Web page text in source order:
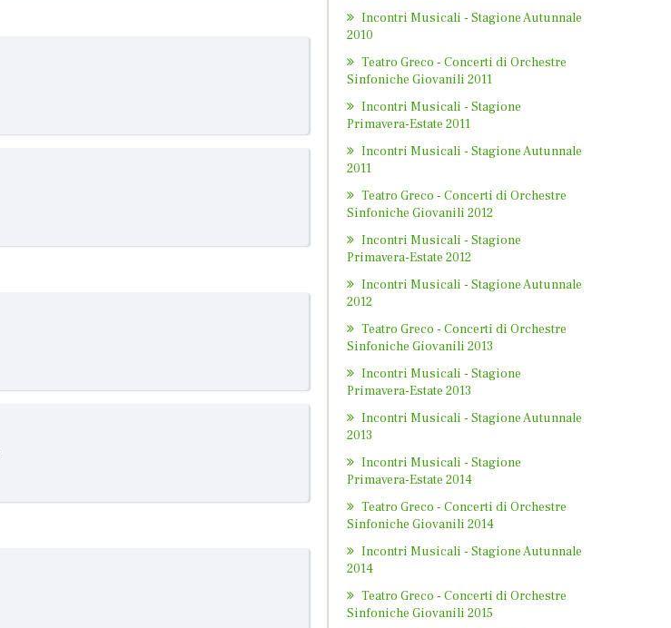
Incontri Musicali - Stagione Autunnale
2010
Teatro Greco - Concerti di Orchestre
Sinfoniche Giovanili 2011
Incontri Musicali - Stagione
Primavera-Estate 2011
Incontri Musicali - Stagione Autunnale
2011
Teatro Greco - Concerti di Orchestre
Sinfoniche Giovanili 2012
Incontri Musicali - Stagione
Primavera-Estate 2012
Incontri Musicali - Stagione Autunnale
2012
Teatro Greco - Concerti di Orchestre
Sinfoniche Giovanili 2013
Incontri Musicali - Stagione
Primavera-Estate 2013
Incontri Musicali - Stagione Autunnale
2013
Incontri Musicali - Stagione
Primavera-Estate 2014
Teatro Greco - Concerti di Orchestre
Sinfoniche Giovanili 2014
Incontri Musicali - Stagione Autunnale
2014
Teatro Greco - Concerti di Orchestre
Sinfoniche Giovanili 2015